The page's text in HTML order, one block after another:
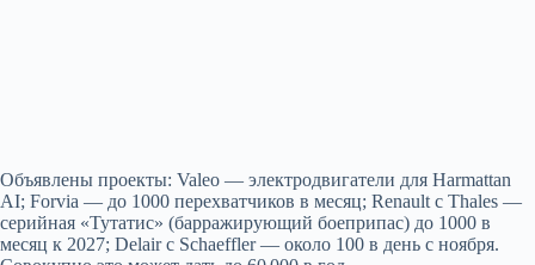
Объявлены проекты: Valeo — электродвигатели для Harmattan
AI; Forvia — до 1000 перехватчиков в месяц; Renault с Thales —
серийная «Тутатис» (барражирующий боеприпас) до 1000 в
месяц к 2027; Delair с Schaeffler — около 100 в день с ноября.